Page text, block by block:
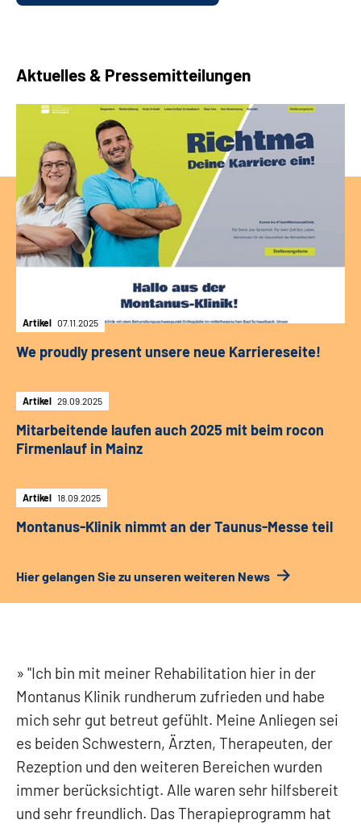
Aktuelles & Pressemitteilungen
Artikel 07.11.2025
We proudly present unsere neue Karriereseite!
Artikel 29.09.2025
Mitarbeitende laufen auch 2025 mit beim rocon
Firmenlauf in Mainz
Artikel 18.09.2025
Montanus-Klinik nimmt an der Taunus-Messe teil
Hier gelangen Sie zu unseren weiteren News
"Ich bin mit meiner Rehabilitation hier in der
Montanus Klinik rundherum zufrieden und habe
mich sehr gut betreut gefühlt. Meine Anliegen sei
es beiden Schwestern, Ärzten, Therapeuten, der
Rezeption und den weiteren Bereichen wurden
immer berücksichtigt. Alle waren sehr hilfsbereit
und sehr freundlich. Das Therapieprogramm hat